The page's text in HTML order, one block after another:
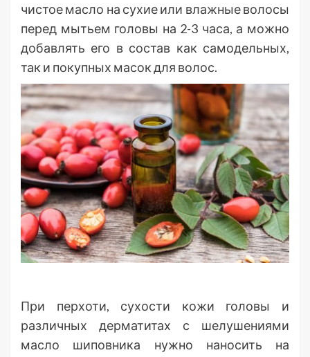
чистое масло на сухие или влажные волосы
перед мытьем головы на 2-3 часа, а можно
добавлять его в состав как самодельных,
так и покупных масок для волос.
При перхоти, сухости кожи головы и
различных дерматитах с шелушениями
масло шиповника нужно наносить на